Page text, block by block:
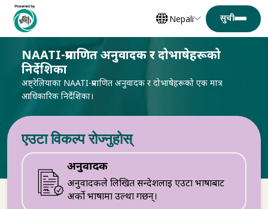
Nepali
NAATI-प्रमाणित अनुवादक र दोभाषेहरूको
निर्देशिका
अष्ट्रेलियाका NAATI-प्रमाणित अनुवादक र दोभाषेहरूको एक मात्र
आधिकारिक निर्देशिका।
एउटा विकल्प रोज्नुहोस्
अनुवादक
अनुवादकले लिखित सन्देशलाई एउटा भाषाबाट
अर्को भाषामा उल्था गर्छन्।